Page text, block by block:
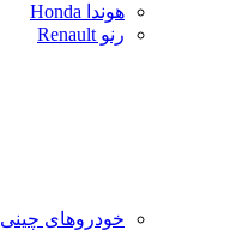
هوندا Honda
رنو Renault
خودروهای چینی